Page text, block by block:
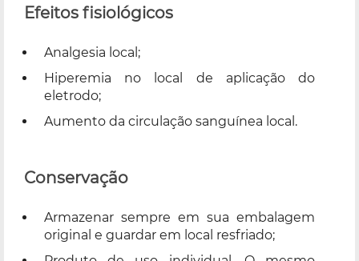
Efeitos fisiológicos
Analgesia local;
Hiperemia no local de aplicação do
eletrodo;
Aumento da circulação sanguínea local.
Conservação
Armazenar sempre em sua embalagem
original e guardar em local resfriado;